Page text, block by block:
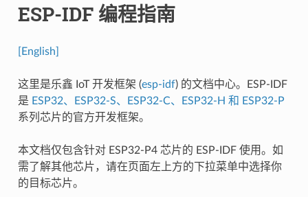
ESP-IDF 编程指南
[English]
这里是乐鑫 IoT 开发框架 (esp-idf) 的文档中心。ESP-IDF
是 ESP32、ESP32-S、ESP32-C、ESP32-H 和 ESP32-P
系列芯片的官方开发框架。
本文档仅包含针对 ESP32-P4 芯片的 ESP-IDF 使用。如
需了解其他芯片，请在页面左上方的下拉菜单中选择你
的目标芯片。